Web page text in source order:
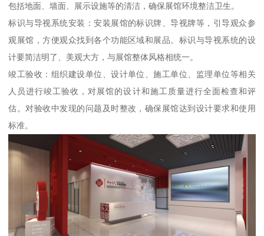
包括地面、墙面、展示设施等的清洁，确保展馆环境整洁卫生。
标识与导视系统安装：安装展馆的标识牌、导视牌等，引导观众参
观展馆，方便观众找到各个功能区域和展品。标识与导视系统的设
计要简洁明了、美观大方，与展馆整体风格相统一。
竣工验收：组织建设单位、设计单位、施工单位、监理单位等相关
人员进行竣工验收，对展馆的设计和施工质量进行全面检查和评
估。对验收中发现的问题及时整改，确保展馆达到设计要求和使用
标准。